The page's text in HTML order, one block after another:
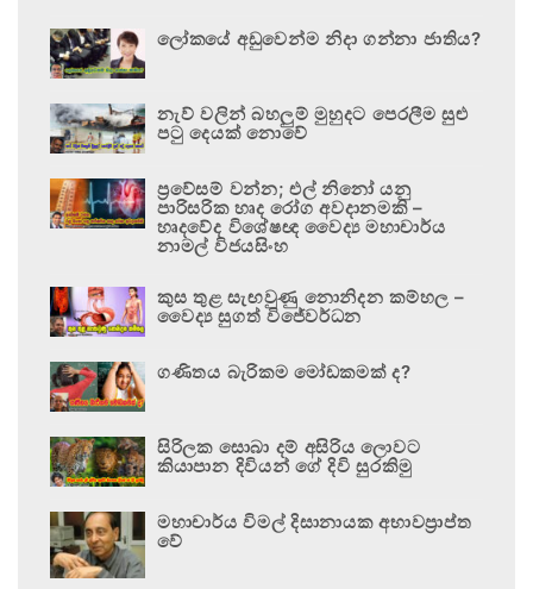
ලෝකයේ අඩුවෙන්ම නිදා ගන්නා ජාතිය?
නැව් වලින් බහලුම් මුහුදට පෙරලීම සුළු
පටු දෙයක් නොවේ
ප්‍රවේසම් වන්න; එල් නිනෝ යනු
පාරිසරික හෘද රෝග අවදානමකි –
හෘදවේද විශේෂඥ වෛද්‍ය මහාචාර්ය
නාමල් විජයසිංහ
කුස තුළ සැඟවුණු නොනිදන කම්හල –
වෛද්‍ය සුගත් විජේවර්ධන
ගණිතය බැරිකම මෝඩකමක් ද?
සිරිලක සොබා දම් අසිරිය ලොවට
කියාපාන දිවියන් ගේ දිවි සුරකිමු
මහාචාර්ය විමල් දිසානායක අභාවප්‍රාප්ත
වේ